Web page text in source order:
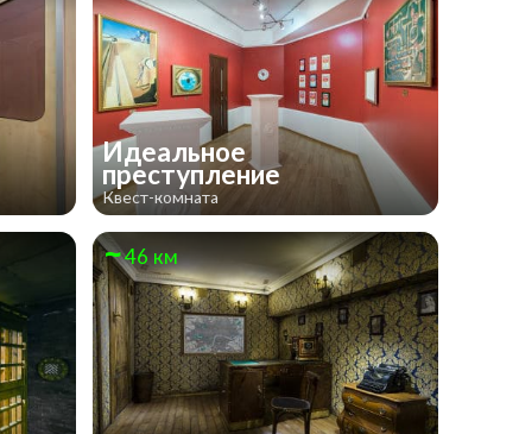
Идеальное
преступление
Квест-комната
46 км